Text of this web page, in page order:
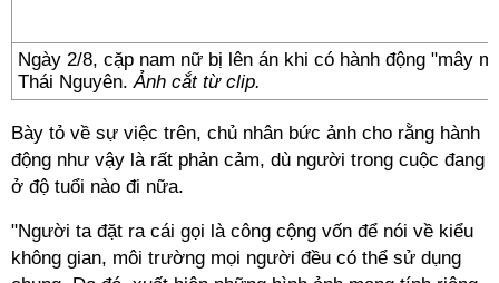
Ngày 2/8, cặp nam nữ bị lên án khi có hành động "mây
Thái Nguyên.Ảnh cắt từ clip.
Bày tỏ về sự việc trên, chủ nhân bức ảnh cho rằng hành
động như vậy là rất phản cảm, dù người trong cuộc đang
ở độ tuổi nào đi nữa.
"Người ta đặt ra cái gọi là công cộng vốn để nói về kiểu
không gian, môi trường mọi người đều có thể sử dụng